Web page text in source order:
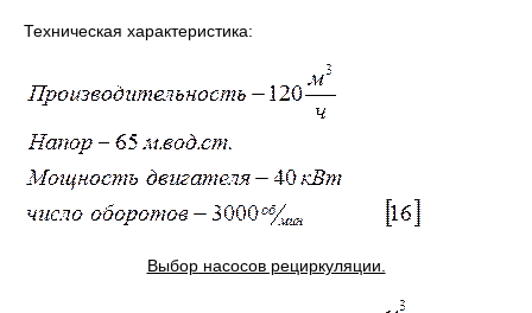
Техническая характеристика:
Выбор насосов рециркуляции.